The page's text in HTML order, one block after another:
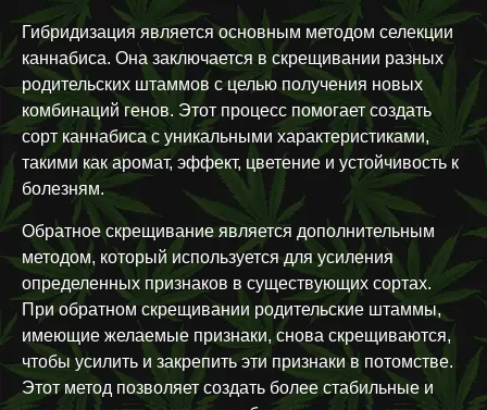
Гибридизация является основным методом селекции
каннабиса. Она заключается в скрещивании разных
родительских штаммов с целью получения новых
комбинаций генов. Этот процесс помогает создать
сорт каннабиса с уникальными характеристиками,
такими как аромат, эффект, цветение и устойчивость к
болезням.
Обратное скрещивание является дополнительным
методом, который используется для усиления
определенных признаков в существующих сортах.
При обратном скрещивании родительские штаммы,
имеющие желаемые признаки, снова скрещиваются,
чтобы усилить и закрепить эти признаки в потомстве.
Этот метод позволяет создать более стабильные и